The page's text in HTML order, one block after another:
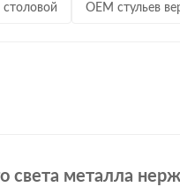
OEM стульев
света металла